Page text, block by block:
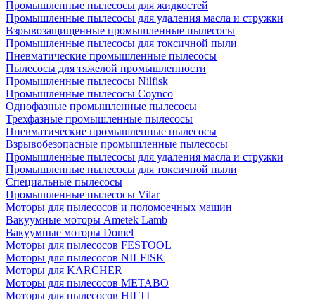
Промышленные пылесосы для жидкостей
Промышленные пылесосы для удаления масла и стружки
Взрывозащищенные промышленные пылесосы
Промышленные пылесосы для токсичной пыли
Пневматические промышленные пылесосы
Пылесосы для тяжелой промышленности
Промышленные пылесосы Nilfisk
Промышленные пылесосы Coynco
Однофазные промышленные пылесосы
Трехфазные промышленные пылесосы
Пневматические промышленные пылесосы
Взрывобезопасные промышленные пылесосы
Промышленные пылесосы для удаления масла и стружки
Промышленные пылесосы для токсичной пыли
Специальные пылесосы
Промышленные пылесосы Vilar
Моторы для пылесосов и поломоечных машин
Вакуумные моторы Ametek Lamb
Вакуумные моторы Domel
Моторы для пылесосов FESTOOL
Моторы для пылесосов NILFISK
Моторы для KARCHER
Моторы для пылесосов METABO
Моторы для пылесосов HILTI